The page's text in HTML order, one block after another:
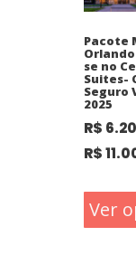
Pacote
se no
Suites-
Seguro
2025
R$
R$
Ver